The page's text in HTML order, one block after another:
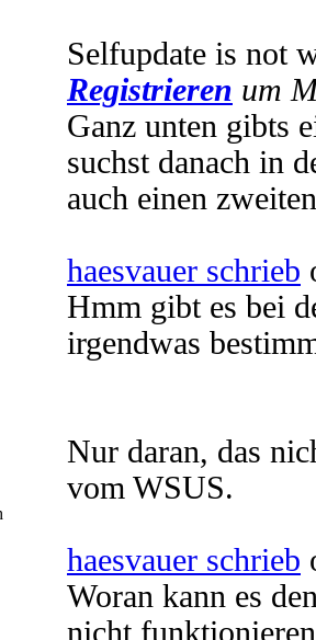
Selfupdate is not
Registrieren um
Ganz unten gibts
suchst danach in
auch einen
haesvauer schrieb
Hmm gibt es bei
irgendwas
Nur daran, das
vom WSUS.
haesvauer schrieb
Woran kann es
nicht